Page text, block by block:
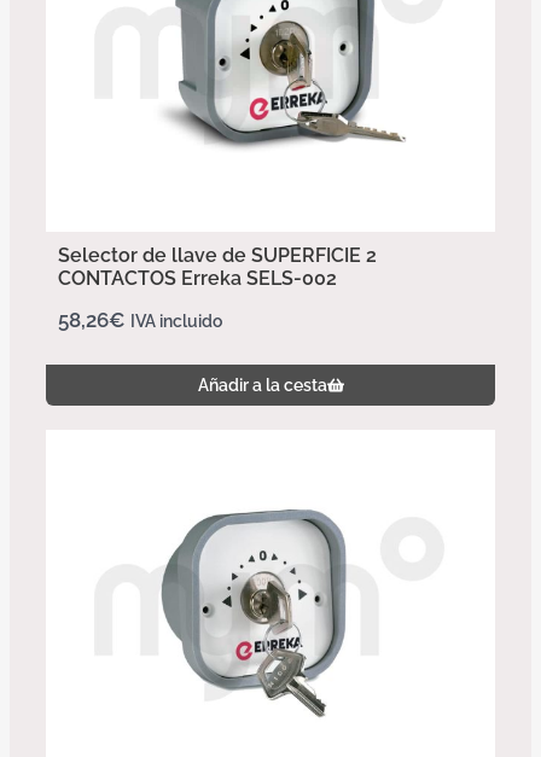
Selector de llave de SUPERFICIE 2
CONTACTOS Erreka SELS-002
58,26€ IVA incluido
Añadir a la cesta